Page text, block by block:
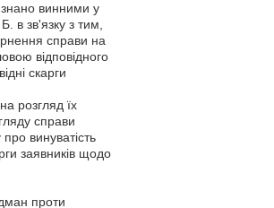
винними у
в зв'язку з тим,
справи на
відповідного
скарги
розгляд їх
справи
винуватість
заявників щодо
проти